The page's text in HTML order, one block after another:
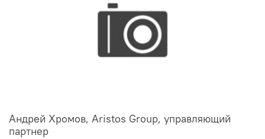
Андрей Хромов, Aristos Group, управляющий
партнер